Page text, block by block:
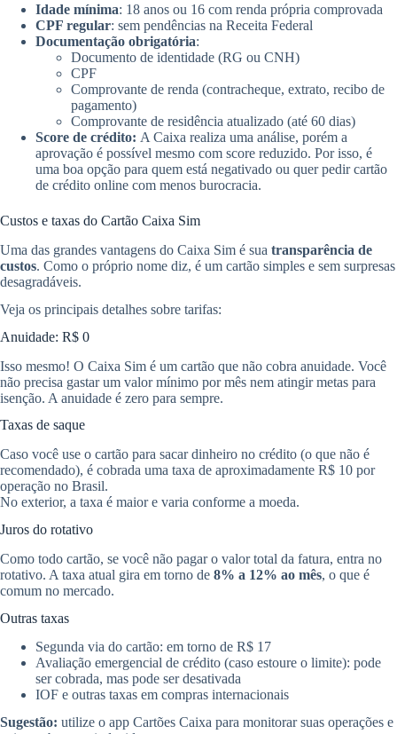
Idade mínima: 18 anos ou 16 com renda própria comprovada
CPF regular: sem pendências na Receita Federal
Documentação obrigatória:
Documento de identidade (RG ou CNH)
CPF
Comprovante de renda (contracheque, extrato, recibo de
pagamento)
Comprovante de residência atualizado (até 60 dias)
Score de crédito: A Caixa realiza uma análise, porém a
aprovação é possível mesmo com score reduzido. Por isso, é
uma boa opção para quem está negativado ou quer pedir cartão
de crédito online com menos burocracia.
Custos e taxas do Cartão Caixa Sim
Uma das grandes vantagens do Caixa Sim é sua transparência de
custos. Como o próprio nome diz, é um cartão simples e sem surpresas
desagradáveis.
Veja os principais detalhes sobre tarifas:
Anuidade: R$ 0
Isso mesmo! O Caixa Sim é um cartão que não cobra anuidade. Você
não precisa gastar um valor mínimo por mês nem atingir metas para
isenção. A anuidade é zero para sempre.
Taxas de saque
Caso você use o cartão para sacar dinheiro no crédito (o que não é
recomendado), é cobrada uma taxa de aproximadamente R$ 10 por
operação no Brasil.
No exterior, a taxa é maior e varia conforme a moeda.
Juros do rotativo
Como todo cartão, se você não pagar o valor total da fatura, entra no
rotativo. A taxa atual gira em torno de 8% a 12% ao mês, o que é
comum no mercado.
Outras taxas
Segunda via do cartão: em torno de R$ 17
Avaliação emergencial de crédito (caso estoure o limite): pode
ser cobrada, mas pode ser desativada
IOF e outras taxas em compras internacionais
Sugestão: utilize o app Cartões Caixa para monitorar suas operações e